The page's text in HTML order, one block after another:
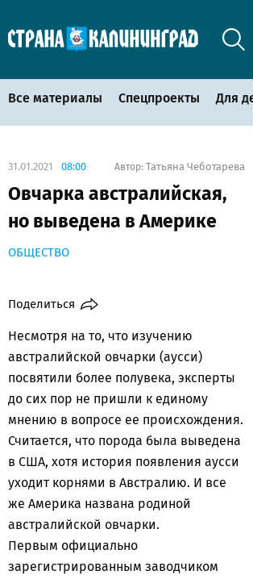
Все материалы Спецпроекты Для
31.01.2021 08:00 Автор: Татьяна Чеботарева
Овчарка австралийская,
но выведена в Америке
ОБЩЕСТВО
Поделиться
Несмотря на то, что изучению
австралийской овчарки (аусси)
посвятили более полувека, эксперты
до сих пор не пришли к единому
мнению в вопросе ее происхождения.
Считается, что порода была выведена
в США, хотя история появления аусси
уходит корнями в Австралию. И все
же Америка названа родиной
австралийской овчарки.
Первым официально
зарегистрированным заводчиком